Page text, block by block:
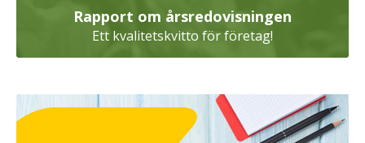
Rapport om årsredovisningen
Ett kvalitetskvitto för företag!